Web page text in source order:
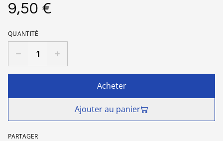
9,50 €
QUANTITÉ
Acheter
Ajouter au panier
PARTAGER